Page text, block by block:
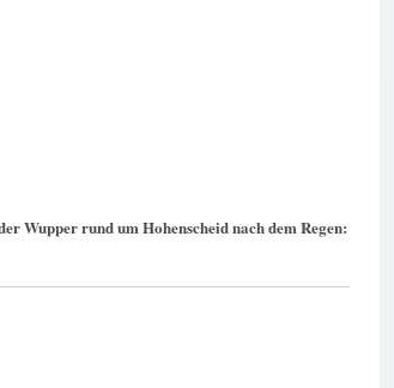
Wupper rund um Hohenscheid nach dem Regen: